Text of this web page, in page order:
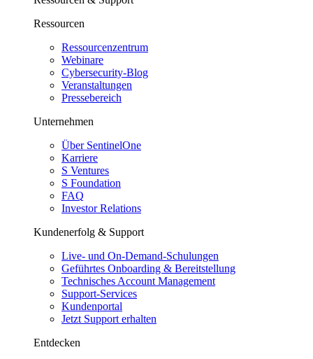
Ressourcen
Ressourcenzentrum
Webinare
Cybersecurity-Blog
Veranstaltungen
Pressebereich
Unternehmen
Über SentinelOne
Karriere
S Ventures
S Foundation
FAQ
Investor Relations
Kundenerfolg & Support
Live- und On-Demand-Schulungen
Geführtes Onboarding & Bereitstellung
Technisches Account Management
Support-Services
Kundenportal
Jetzt Support erhalten
Entdecken